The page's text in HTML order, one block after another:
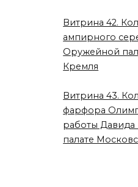
Витрина 42.
ампирного
Оружейной
Кремля
Витрина 43.
фарфора
работы
палате